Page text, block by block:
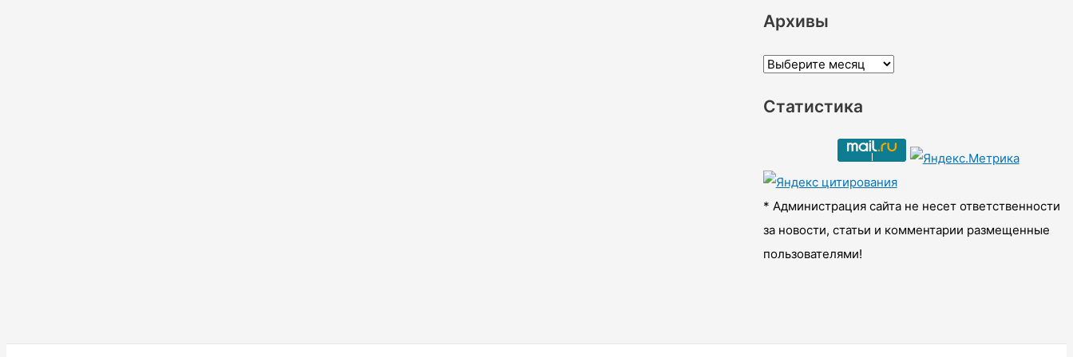
Архивы
А
х
ы
Статистика
* Администрация сайта не несет ответственности
за новости, статьи и комментарии размещенные
пользователями!